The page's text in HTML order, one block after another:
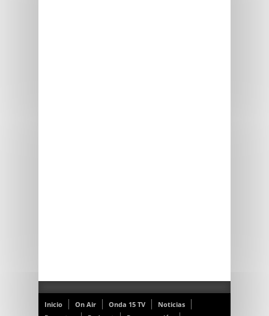
Inicio On Air Onda 15 TV
Noticias